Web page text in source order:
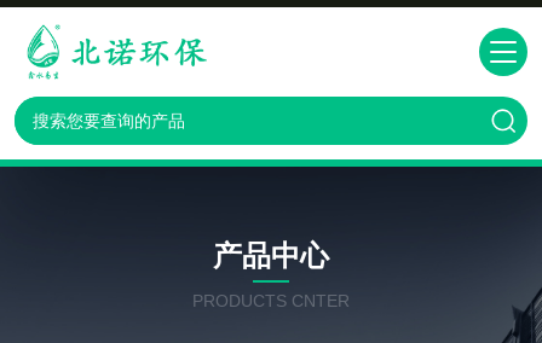
产品中心
PRODUCTS CNTER